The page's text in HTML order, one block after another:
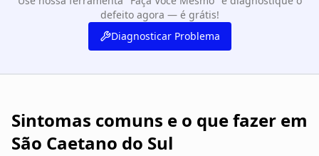
defeito agora — é grátis!
Diagnosticar Problema
Sintomas comuns e o que fazer em
São Caetano do Sul